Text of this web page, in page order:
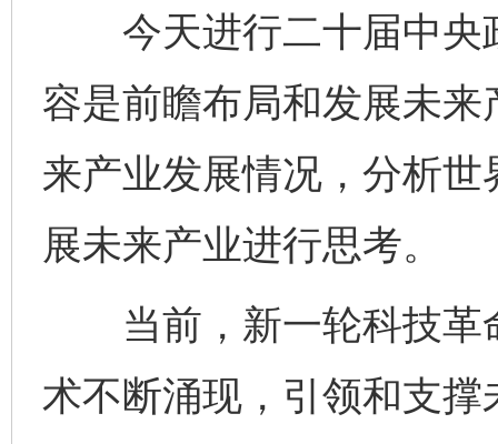
今天进行二十届中央
容是前瞻布局和发展未
来产业发展情况，分析
展未来产业进行思考。
当前，新一轮科技革
术不断涌现，引领和支